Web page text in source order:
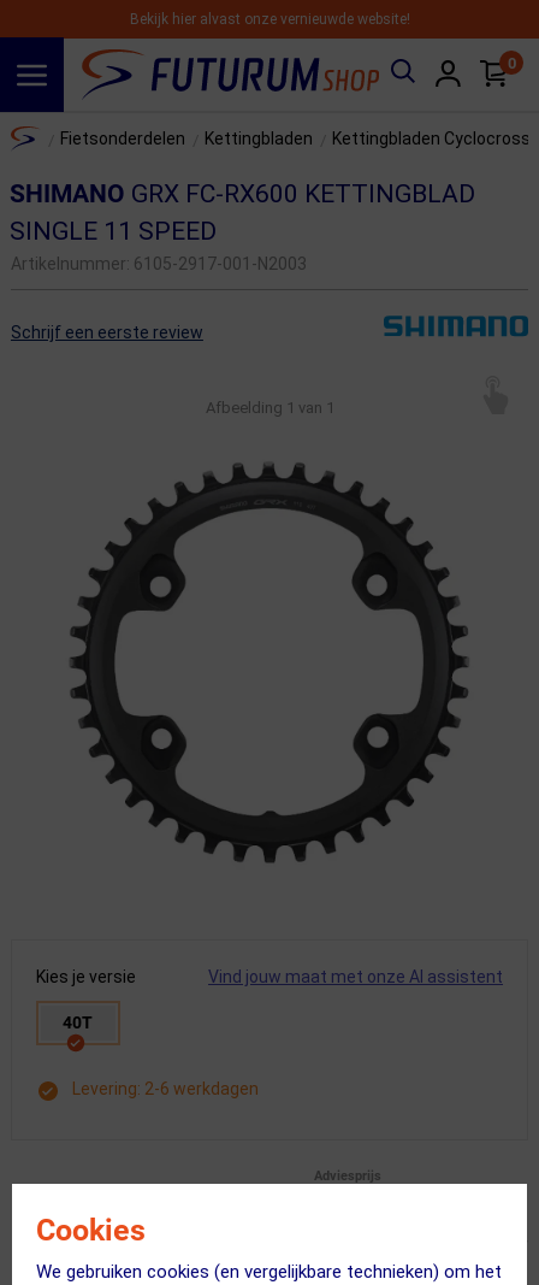
Cookies
We gebruiken cookies (en vergelijkbare technieken) om het
Bekijk hier alvast onze vernieuwde website!
0
Home Fietsonderdelen Kettingbladen Kettingbladen Cyclocross/
SHIMANO GRX FC-RX600 KETTINGBLAD
SINGLE 11 SPEED
Artikelnummer: 6105-2917-001-N2003
Schrijf een eerste review
Afbeelding 1 van 1
Kies je versie Vind jouw maat met onze AI assistent
40T
Levering: 2-6 werkdagen
Adviesprijs